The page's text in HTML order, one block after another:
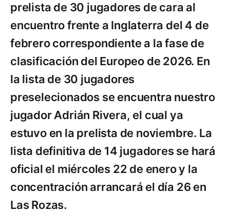
prelista de 30 jugadores de cara al
encuentro frente a Inglaterra del 4 de
febrero correspondiente a la fase de
clasificación del Europeo de 2026. En
la lista de 30 jugadores
preselecionados se encuentra nuestro
jugador Adrián Rivera, el cual ya
estuvo en la prelista de noviembre. La
lista definitiva de 14 jugadores se hará
oficial el miércoles 22 de enero y la
concentración arrancará el día 26 en
Las Rozas.